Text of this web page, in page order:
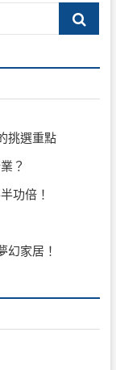
Search
挑選重點
？
功倍！
幻家居！